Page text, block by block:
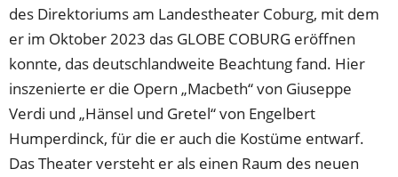
des Direktoriums am Landestheater Coburg, mit dem
er im Oktober 2023 das GLOBE COBURG eröffnen
konnte, das deutschlandweite Beachtung fand. Hier
inszenierte er die Opern „Macbeth“ von Giuseppe
Verdi und „Hänsel und Gretel“ von Engelbert
Humperdinck, für die er auch die Kostüme entwarf.
Das Theater versteht er als einen Raum des neuen